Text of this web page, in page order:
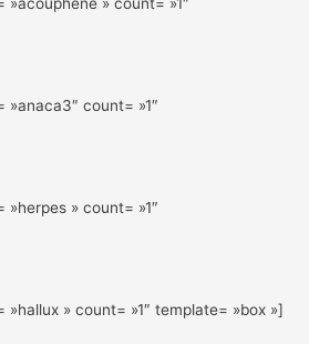
count= »1″
» count= »1″
» count= »1″ template= »box »]